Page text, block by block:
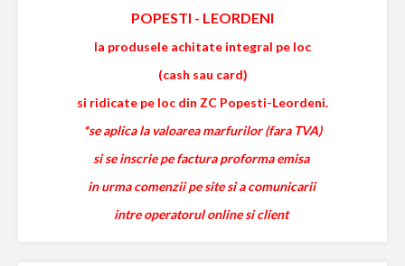
POPESTI - LEORDENI
la produsele achitate integral pe loc
(cash sau card)
si ridicate pe loc din ZC Popesti-Leordeni.
*se aplica la valoarea marfurilor (fara TVA)
si se inscrie pe factura proforma emisa
in urma comenzii pe site si a comunicarii
intre operatorul online si client